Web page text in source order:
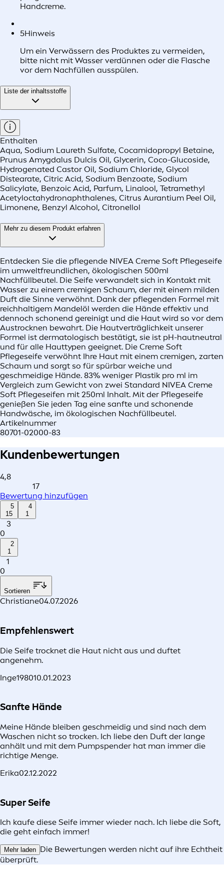
Handcreme.
5Hinweis
Um ein Verwässern des Produktes zu vermeiden,
bitte nicht mit Wasser verdünnen oder die Flasche
vor dem Nachfüllen ausspülen.
Liste der inhaltsstoffe
Enthalten
Aqua, Sodium Laureth Sulfate, Cocamidopropyl Betaine,
Prunus Amygdalus Dulcis Oil, Glycerin, Coco-Glucoside,
Hydrogenated Castor Oil, Sodium Chloride, Glycol
Distearate, Citric Acid, Sodium Benzoate, Sodium
Salicylate, Benzoic Acid, Parfum, Linalool, Tetramethyl
Acetyloctahydronaphthalenes, Citrus Aurantium Peel Oil,
Limonene, Benzyl Alcohol, Citronellol
Mehr zu diesem Produkt erfahren
Entdecken Sie die pflegende NIVEA Creme Soft Pflegeseife
im umweltfreundlichen, ökologischen 500ml
Nachfüllbeutel. Die Seife verwandelt sich in Kontakt mit
Wasser zu einem cremigen Schaum, der mit einem milden
Duft die Sinne verwöhnt. Dank der pflegenden Formel mit
reichhaltigem Mandelöl werden die Hände effektiv und
dennoch schonend gereinigt und die Haut wird so vor dem
Austrocknen bewahrt. Die Hautverträglichkeit unserer
Formel ist dermatologisch bestätigt, sie ist pH-hautneutral
und für alle Hauttypen geeignet. Die Creme Soft
Pflegeseife verwöhnt Ihre Haut mit einem cremigen, zarten
Schaum und sorgt so für spürbar weiche und
geschmeidige Hände. 83% weniger Plastik pro ml im
Vergleich zum Gewicht von zwei Standard NIVEA Creme
Soft Pflegeseifen mit 250ml Inhalt. Mit der Pflegeseife
genießen Sie jeden Tag eine sanfte und schonende
Handwäsche, im ökologischen Nachfüllbeutel.
Artikelnummer
80701-02000-83
Kundenbewertungen
4,8
17
Bewertung hinzufügen
5
15
4
1
3
0
2
1
1
0
Sortieren
Christiane04.07.2026
Empfehlenswert
Die Seife trocknet die Haut nicht aus und duftet
angenehm.
Inge198010.01.2023
Sanfte Hände
Meine Hände bleiben geschmeidig und sind nach dem
Waschen nicht so trocken. Ich liebe den Duft der lange
anhält und mit dem Pumpspender hat man immer die
richtige Menge.
Erika02.12.2022
Super Seife
Ich kaufe diese Seife immer wieder nach. Ich liebe die Soft,
die geht einfach immer!
Mehr laden Die Bewertungen werden nicht auf ihre Echtheit
überprüft.